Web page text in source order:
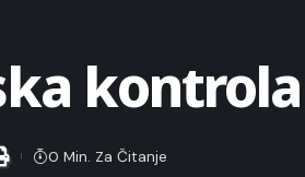
0 Min. Za Čitanje